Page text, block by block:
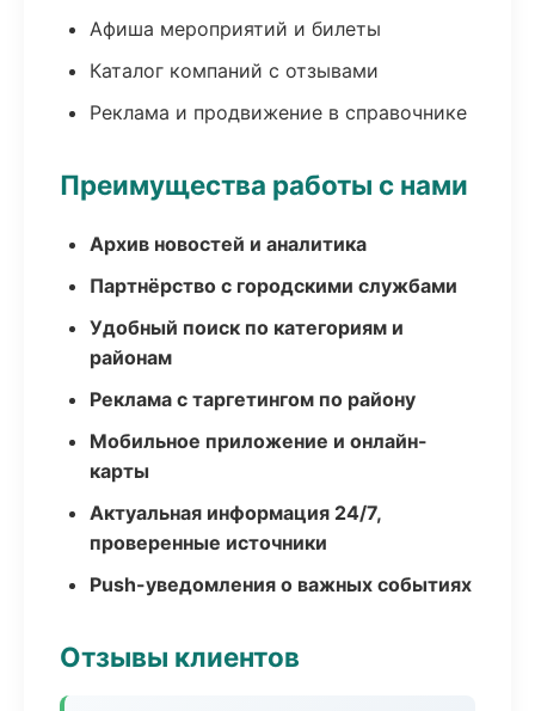
Афиша мероприятий и билеты
Каталог компаний с отзывами
Реклама и продвижение в справочнике
Преимущества работы с нами
Архив новостей и аналитика
Партнёрство с городскими службами
Удобный поиск по категориям и
районам
Реклама с таргетингом по району
Мобильное приложение и онлайн-
карты
Актуальная информация 24/7,
проверенные источники
Push-уведомления о важных событиях
Отзывы клиентов